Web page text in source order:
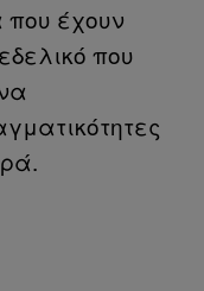
έχουν
που